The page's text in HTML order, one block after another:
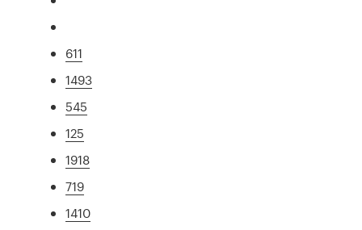
611
1493
545
125
1918
719
1410